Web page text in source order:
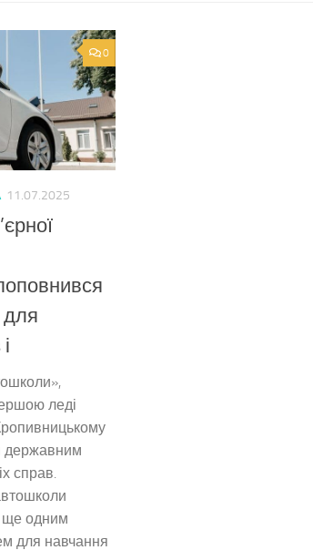
0
11.07.2025
для
леді
державним
справ.
ще одним
для навчання